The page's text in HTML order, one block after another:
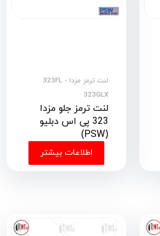
افزودن به سبد خرید
لنت ترمز مزدا 323FL -
323GLX
لنت ترمز جلو مزدا
323 پی اس دبلیو
(PSW)
اطلاعات بیشتر